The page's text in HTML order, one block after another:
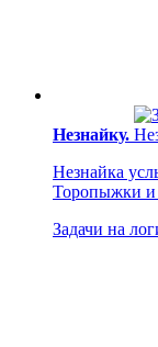
Незнайку.
Незнайка
Торопыжки и
Задачи на